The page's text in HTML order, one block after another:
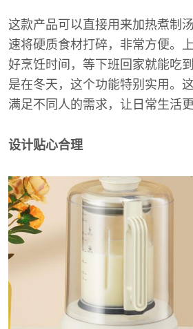
这款产品可以直接用来加热煮制
速将硬质食材打碎，非常方便。
好烹饪时间，等下班回家就能吃
是在冬天，这个功能特别实用。
满足不同人的需求，让日常生活
设计贴心合理